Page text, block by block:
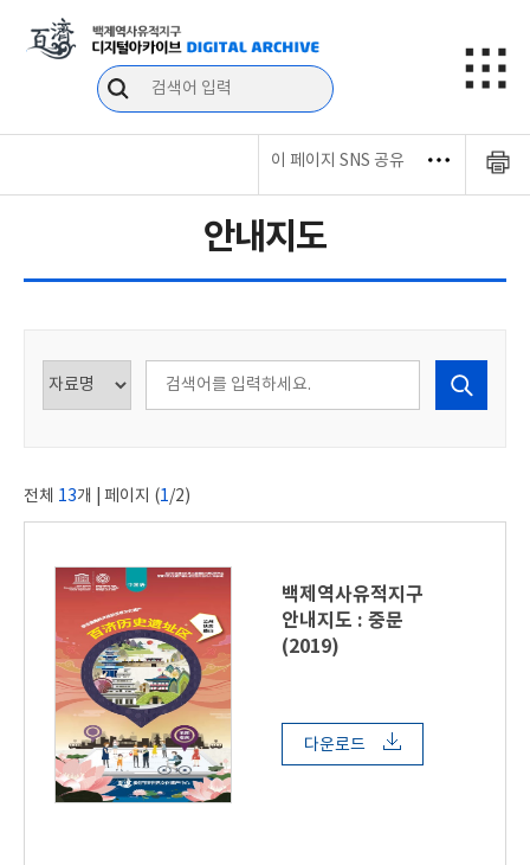
이 페이지 SNS 공유
안내지도
전체 13개 | 페이지 (1/2)
백제역사유적지구
안내지도 : 중문
(2019)
다운로드